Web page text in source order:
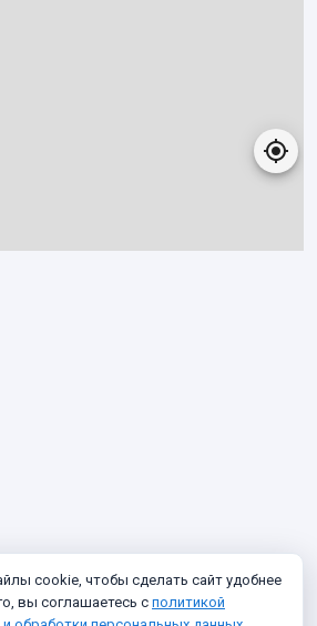
cookie, чтобы сделать сайт удобнее
вы соглашаетесь с политикой